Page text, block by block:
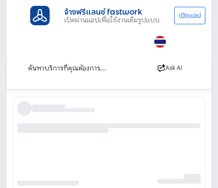
จ้างฟรีแลนซ์ fastwork
เปิดผ่านแอปเพื่อใช้งานเต็มรูปแบบ เปิดแอป
Ask AI
ทำ Portfolio
เรียงตาม